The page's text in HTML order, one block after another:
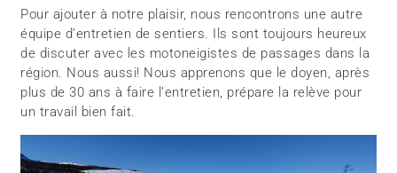
Pour ajouter à notre plaisir, nous rencontrons une autre
équipe d’entretien de sentiers. Ils sont toujours heureux
de discuter avec les motoneigistes de passages dans la
région. Nous aussi! Nous apprenons que le doyen, après
plus de 30 ans à faire l’entretien, prépare la relève pour
un travail bien fait.